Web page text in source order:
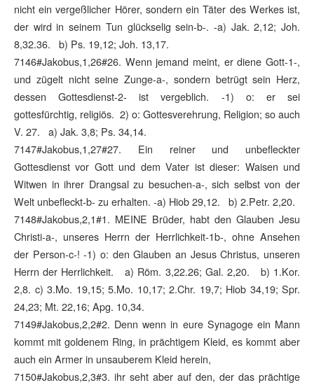
nicht ein vergeßlicher Hörer, sondern ein Täter des Werkes ist,
der wird in seinem Tun glückselig sein-b-. -a) Jak. 2,12; Joh.
8,32.36. b) Ps. 19,12; Joh. 13,17.
7146#Jakobus,1,26#26. Wenn jemand meint, er diene Gott-1-,
und zügelt nicht seine Zunge-a-, sondern betrügt sein Herz,
dessen Gottesdienst-2- ist vergeblich. -1) o: er sei
gottesfürchtig, religiös. 2) o: Gottesverehrung, Religion; so auch
V. 27. a) Jak. 3,8; Ps. 34,14.
7147#Jakobus,1,27#27. Ein reiner und unbefleckter
Gottesdienst vor Gott und dem Vater ist dieser: Waisen und
Witwen in ihrer Drangsal zu besuchen-a-, sich selbst von der
Welt unbefleckt-b- zu erhalten. -a) Hiob 29,12. b) 2.Petr. 2,20.
7148#Jakobus,2,1#1. MEINE Brüder, habt den Glauben Jesu
Christi-a-, unseres Herrn der Herrlichkeit-1b-, ohne Ansehen
der Person-c-! -1) o: den Glauben an Jesus Christus, unseren
Herrn der Herrlichkeit. a) Röm. 3,22.26; Gal. 2,20. b) 1.Kor.
2,8. c) 3.Mo. 19,15; 5.Mo. 10,17; 2.Chr. 19,7; Hiob 34,19; Spr.
24,23; Mt. 22,16; Apg. 10,34.
7149#Jakobus,2,2#2. Denn wenn in eure Synagoge ein Mann
kommt mit goldenem Ring, in prächtigem Kleid, es kommt aber
auch ein Armer in unsauberem Kleid herein,
7150#Jakobus,2,3#3. ihr seht aber auf den, der das prächtige